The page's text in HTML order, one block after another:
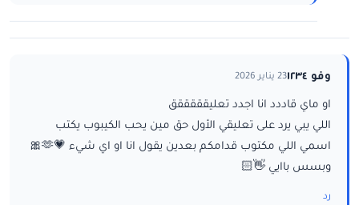
وفو ١٢٣٤ 23 يناير 2026
او ماي قاددد انا اجدد تعليقققققق
اللي يبي يرد على تعليقي الأول حق مين يحب الكيبوب يكتب
اسمي اللي مكتوب قدامكم بعدين يقول انا او اي شيء 💗🫶🎀
وبسس باايي 👋🏻
رد